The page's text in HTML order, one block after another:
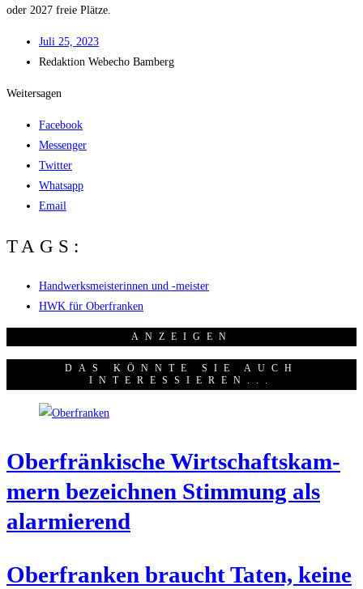
oder 2027 freie Plätze.
Juli 25, 2023
Redak­ti­on Web­echo Bamberg
Weitersagen
Facebook
Messenger
Twitter
Whatsapp
Email
TAGS:
Handwerksmeisterinnen und -meister
HWK für Oberfranken
ANZEI­GEN
DAS KÖNNTE SIE AUCH
INTERESSIEREN...
Ober­frän­ki­sche Wirt­schafts­kam­
mern bezeich­nen Stim­mung als
alarmierend
Ober­fran­ken braucht Taten, kei­ne